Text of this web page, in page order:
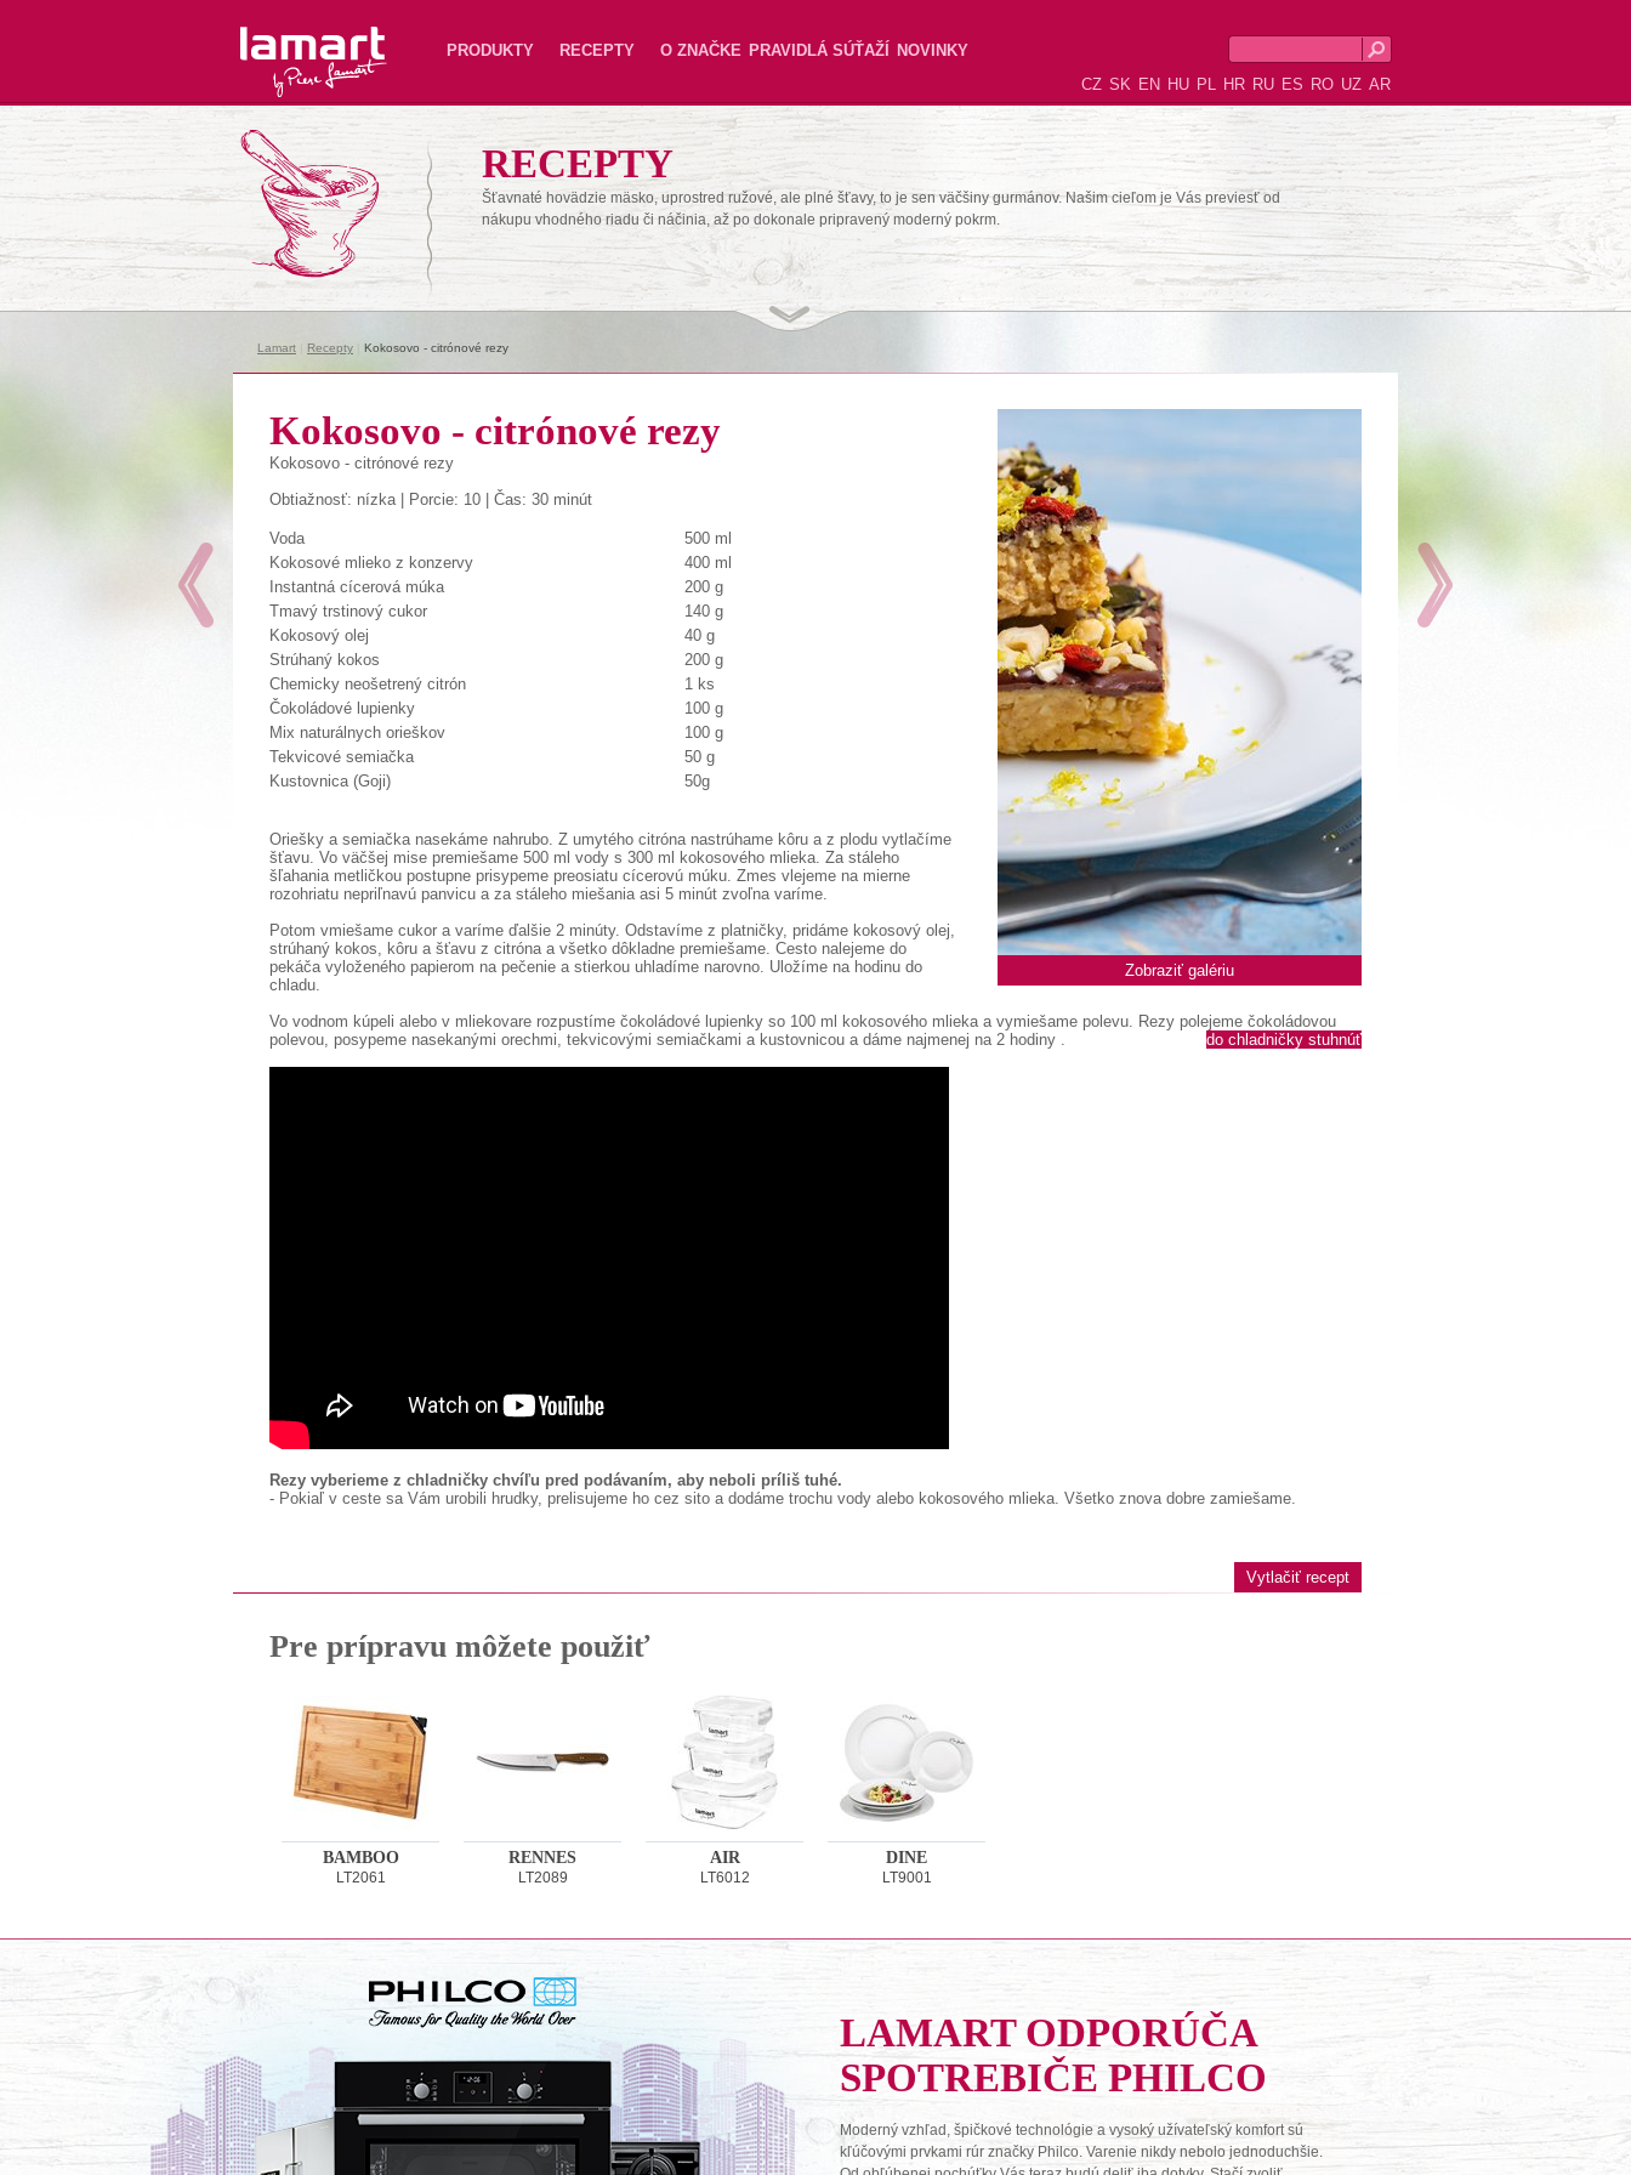
Lamart PRODUKTY RECEPTY O ZNAČKE PRAVIDLÁ SÚŤAŽÍ
NOVINKY
CZ SK EN HU PL HR RU ES RO UZ AR
RECEPTY
Šťavnaté hovädzie mäsko, uprostred ružové, ale plné šťavy, to je sen väčšiny gurmánov. Našim cieľom je Vás previesť od
nákupu vhodného riadu či náčinia, až po dokonale pripravený moderný pokrm.
Lamart Recepty Kokosovo - citrónové rezy
Zobraziť galériu
Kokosovo - citrónové rezy
Kokosovo - citrónové rezy
Obtiažnosť: nízka | Porcie: 10 | Čas: 30 minút
Voda
500 ml
Kokosové mlieko z konzervy
400 ml
Instantná cícerová múka
200 g
Tmavý trstinový cukor
140 g
Kokosový olej
40 g
Strúhaný kokos
200 g
Chemicky neošetrený citrón
1 ks
Čokoládové lupienky
100 g
Mix naturálnych orieškov
100 g
Tekvicové semiačka
50 g
Kustovnica (Goji)
50g
Oriešky a semiačka nasekáme nahrubo. Z umytého citróna nastrúhame kôru a z plodu vytlačíme
šťavu. Vo väčšej mise premiešame 500 ml vody s 300 ml kokosového mlieka. Za stáleho
šľahania metličkou postupne prisypeme preosiatu cícerovú múku. Zmes vlejeme na mierne
rozohriatu nepriľnavú panvicu a za stáleho miešania asi 5 minút zvoľna varíme.
Potom vmiešame cukor a varíme ďalšie 2 minúty. Odstavíme z platničky, pridáme kokosový olej,
strúhaný kokos, kôru a šťavu z citróna a všetko dôkladne premiešame. Cesto nalejeme do
pekáča vyloženého papierom na pečenie a stierkou uhladíme narovno. Uložíme na hodinu do
chladu.
Vo vodnom kúpeli alebo v mliekovare rozpustíme čokoládové lupienky so 100 ml kokosového mlieka a vymiešame polevu. Rezy polejeme čokoládovou
polevou, posypeme nasekanými orechmi, tekvicovými semiačkami a kustovnicou a dáme najmenej na 2 hodiny
do chladničky stuhnúť
.
Rezy vyberieme z chladničky chvíľu pred podávaním, aby neboli príliš tuhé.
- Pokiaľ v ceste sa Vám urobili hrudky, prelisujeme ho cez sito a dodáme trochu vody alebo kokosového mlieka. Všetko znova dobre zamiešame.
Vytlačiť recept
Pre prípravu môžete použiť
BAMBOO
LT2061
RENNES
LT2089
AIR
LT6012
DINE
LT9001
LAMART ODPORÚČA
SPOTREBIČE PHILCO
Moderný vzhľad, špičkové technológie a vysoký užívateľský komfort sú
kľúčovými prvkami rúr značky Philco. Varenie nikdy nebolo jednoduchšie.